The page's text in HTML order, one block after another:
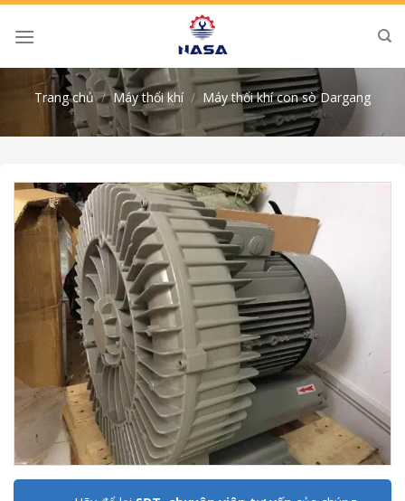
Skip
Trang chủ / Máy thổi khí / Máy thổi khí con sò Dargang